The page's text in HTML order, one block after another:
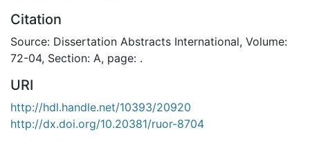
Citation
Source: Dissertation Abstracts International, Volume:
72-04, Section: A, page: .
URI
http://hdl.handle.net/10393/20920
http://dx.doi.org/10.20381/ruor-8704